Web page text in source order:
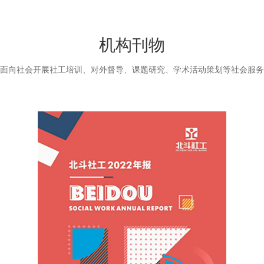
机构刊物
向社会开展社工培训、对外督导、课题研究、学术活动策划等社会服